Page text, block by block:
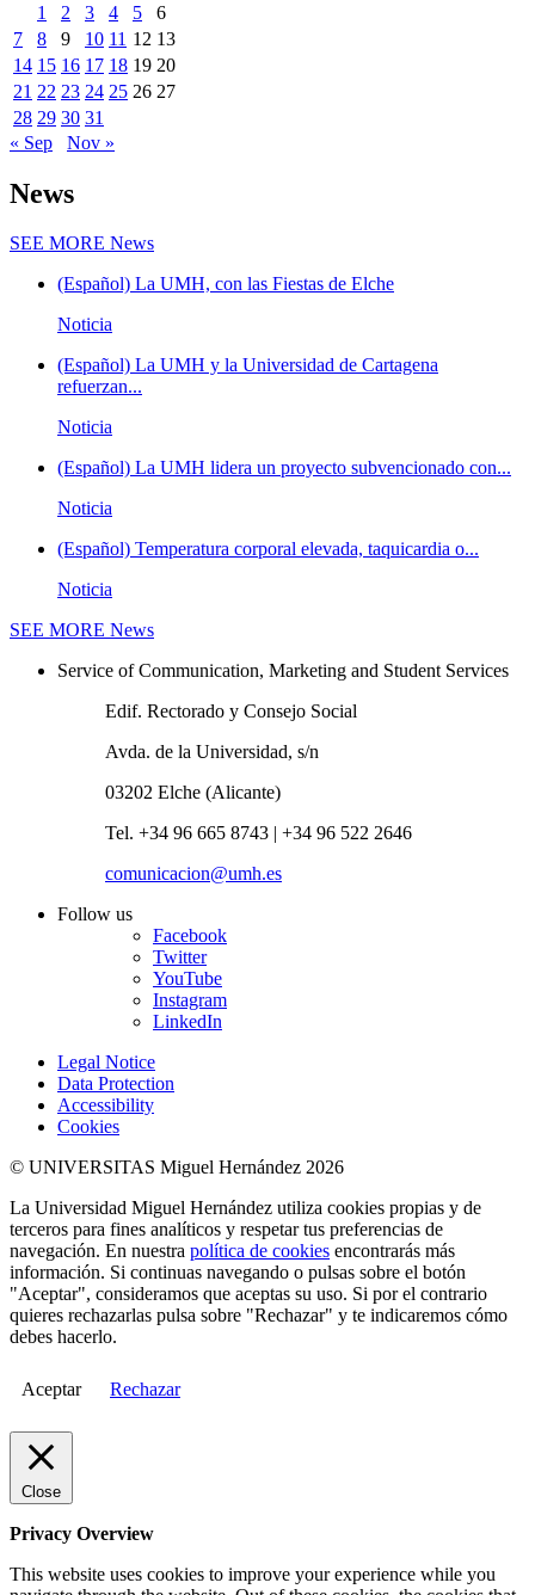
1
2 3 4 5
6
7
8 9 10 11 12 13
14 15 16 17 18 19 20
21 22 23 24 25 26 27
28 29 30 31
« Sep
Nov »
News
SEE MORE News
(Español) La UMH, con las Fiestas de Elche
Noticia
(Español) La UMH y la Universidad de Cartagena
refuerzan...
Noticia
(Español) La UMH lidera un proyecto subvencionado con...
Noticia
(Español) Temperatura corporal elevada, taquicardia o...
Noticia
SEE MORE News
Service of Communication, Marketing and Student Services
Edif. Rectorado y Consejo Social
Avda. de la Universidad, s/n
03202 Elche (Alicante)
Tel. +34 96 665 8743 | +34 96 522 2646
comunicacion@umh.es
Follow us
Facebook
Twitter
YouTube
Instagram
LinkedIn
Legal Notice
Data Protection
Accessibility
Cookies
© UNIVERSITAS Miguel Hernández 2026
La Universidad Miguel Hernández utiliza cookies propias y de
terceros para fines analíticos y respetar tus preferencias de
navegación. En nuestra política de cookies encontrarás más
información. Si continuas navegando o pulsas sobre el botón
"Aceptar", consideramos que aceptas su uso. Si por el contrario
quieres rechazarlas pulsa sobre "Rechazar" y te indicaremos cómo
debes hacerlo.
Aceptar Rechazar
Close
Privacy Overview
This website uses cookies to improve your experience while you